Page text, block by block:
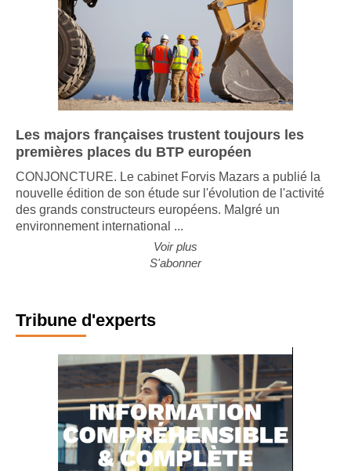
Les majors françaises trustent toujours les
premières places du BTP européen
CONJONCTURE. Le cabinet Forvis Mazars a publié la
nouvelle édition de son étude sur l'évolution de l'activité
des grands constructeurs européens. Malgré un
environnement international ...
Voir plus
S'abonner
Tribune d'experts